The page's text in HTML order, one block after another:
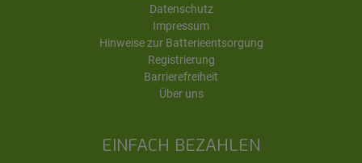
EINFACH BEZAHLEN
Datenschutz
Impressum
Hinweise zur Batterieentsorgung
Registrierung
Barrierefreiheit
Über uns